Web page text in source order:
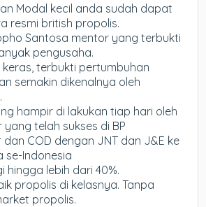
Modal kecil anda sudah dapat
resmi british propolis.
Santosa mentor yang terbukti
pengusaha.
keras, terbukti pertumbuhan
semakin dikenalnya oleh
hampir di lakukan tiap hari oleh
telah sukses di BP
COD dengan JNT dan J&E ke
se-Indonesia
hingga lebih dari 40%.
propolis di kelasnya. Tanpa
propolis.